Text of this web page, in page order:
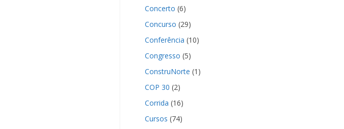
Concerto (6)
Concurso (29)
Conferência (10)
Congresso (5)
ConstruNorte (1)
COP 30 (2)
Corrida (16)
Cursos (74)